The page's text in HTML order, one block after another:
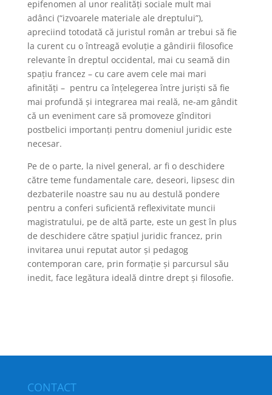
epifenomen al unor realități sociale mult mai
adânci (“izvoarele materiale ale dreptului”),
apreciind totodată că juristul român ar trebui să fie
la curent cu o întreagă evoluție a gândirii filosofice
relevante în dreptul occidental, mai cu seamă din
spațiu francez – cu care avem cele mai mari
afinități – pentru ca înțelegerea între juriști să fie
mai profundă și integrarea mai reală, ne-am gândit
că un eveniment care să promoveze gînditori
postbelici importanți pentru domeniul juridic este
necesar.
Pe de o parte, la nivel general, ar fi o deschidere
către teme fundamentale care, deseori, lipsesc din
dezbaterile noastre sau nu au destulă pondere
pentru a conferi suficientă reflexivitate muncii
magistratului, pe de altă parte, este un gest în plus
de deschidere către spațiul juridic francez, prin
invitarea unui reputat autor și pedagog
contemporan care, prin formație și parcursul său
inedit, face legătura ideală dintre drept și filosofie.
CONTACT